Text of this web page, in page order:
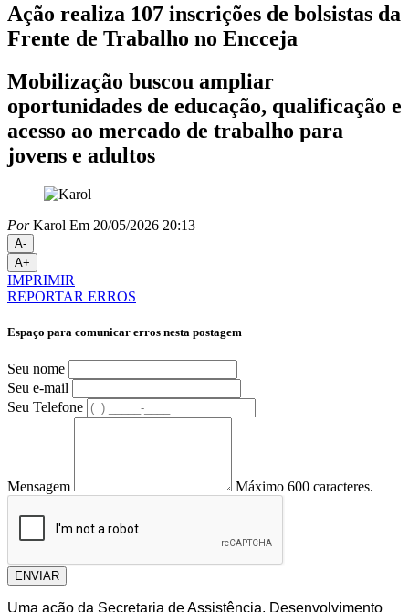
Ação realiza 107 inscrições de bolsistas da
Frente de Trabalho no Encceja
Mobilização buscou ampliar
oportunidades de educação, qualificação e
acesso ao mercado de trabalho para
jovens e adultos
PorKarol Em 20/05/2026 20:13
A-
A+
IMPRIMIR
REPORTAR ERROS
Espaço para comunicar erros nesta postagem
Seu nome
Seu e-mail
Seu Telefone
Mensagem Máximo 600 caracteres.
ENVIAR
Uma ação da Secretaria de Assistência, Desenvolvimento